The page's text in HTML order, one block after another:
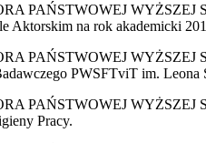
PAŃSTWOWEJ WYŻSZEJ
Aktorskim na rok akademicki
PAŃSTWOWEJ WYŻSZEJ
PWSFTviT im. Leona
PAŃSTWOWEJ WYŻSZEJ
Pracy.